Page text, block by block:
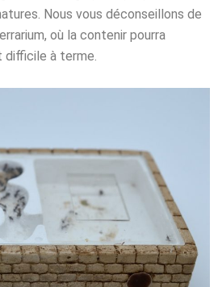
Nous vous déconseillons de
où la contenir pourra
difficile à terme.